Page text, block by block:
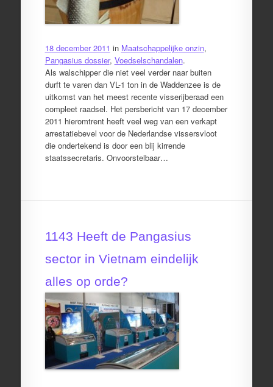
18 december 2011 in Maatschappelijke onzin,
Pangasius dossier, Voedselschandalen.
Als walschipper die niet veel verder naar buiten
durft te varen dan VL-1 ton in de Waddenzee is de
uitkomst van het meest recente visserijberaad een
compleet raadsel. Het persbericht van 17 december
2011 hieromtrent heeft veel weg van een verkapt
arrestatiebevel voor de Nederlandse vissersvloot
die ondertekend is door een blij kirrende
staatssecretaris. Onvoorstelbaar…
1143 Heeft de Pangasius
sector in Vietnam eindelijk
alles op orde?